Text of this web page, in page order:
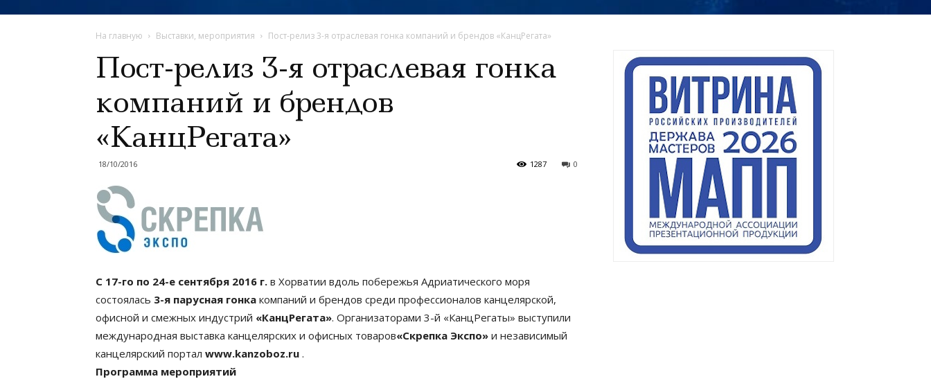
На главную Выставки, мероприятия Пост-релиз 3-я отраслевая гонка компаний и брендов «КанцРегата»
Пост-релиз 3-я отраслевая гонка
компаний и брендов
«КанцРегата»
18/10/2016 0
1287
С 17-го по 24-е сентября 2016 г. в Хорватии вдоль побережья Адриатического моря
состоялась 3-я парусная гонка компаний и брендов среди профессионалов канцелярской,
офисной и смежных индустрий «КанцРегата». Организаторами 3-й «КанцРегаты» выступили
международная выставка канцелярских и офисных товаров«Скрепка Экспо» и независимый
канцелярский портал www.kanzoboz.ru .
Программа мероприятий